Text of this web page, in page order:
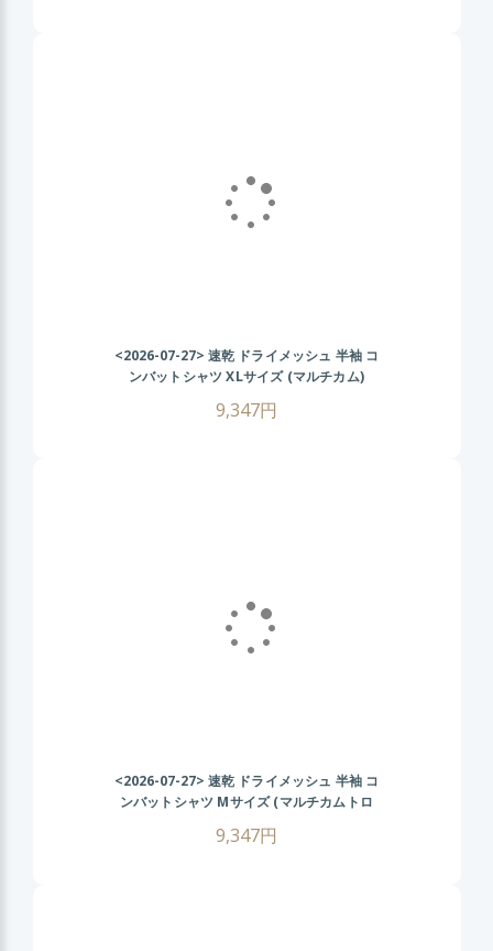
<2026-07-27> 速乾 ドライメッシュ 半袖 コ
ンバットシャツ XLサイズ (マルチカム)
抜群 戦闘服 サバゲー装備 サバイバルゲーム
9,347円
<2026-07-27> 速乾 ドライメッシュ 半袖 コ
ンバットシャツ Mサイズ (マルチカムトロ
ピック) CRYEタイプ タクティカル Tシャツ
ゴルフ ウェア 戦闘服 サバゲー装備 サバイ
9,347円